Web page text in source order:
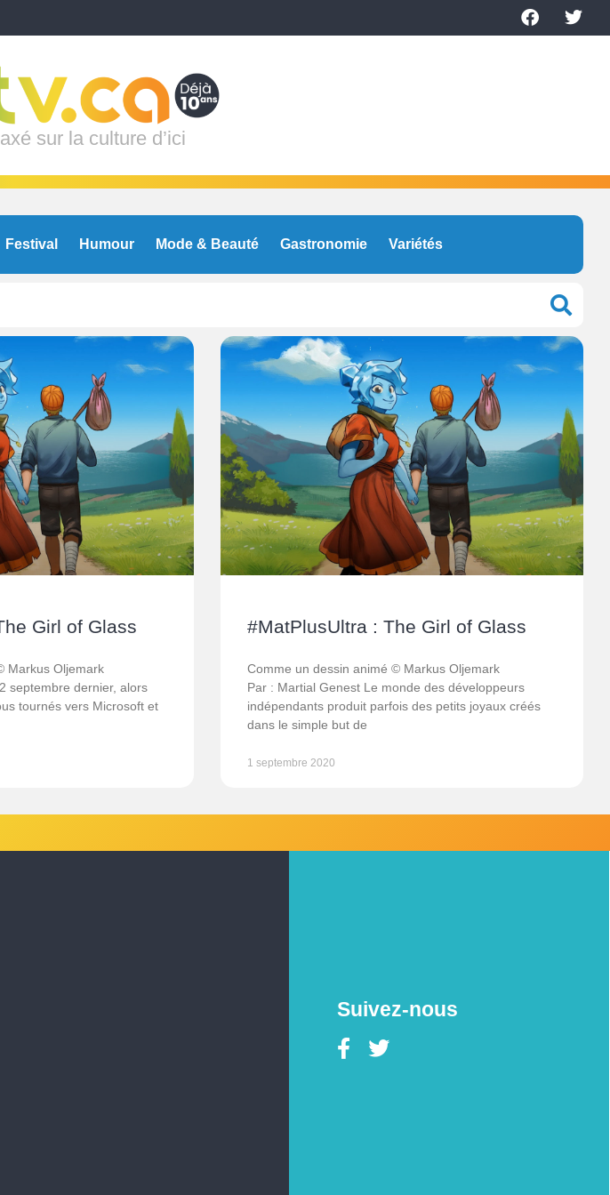
sur la culture d’ici
Festival Humour Mode & Beauté Gastronomie Variétés
Girl of Glass
Markus Oljemark
septembre dernier, alors
tournés vers Microsoft et
#MatPlusUltra : The Girl of Glass
Comme un dessin animé © Markus Oljemark
Par : Martial Genest Le monde des développeurs
indépendants produit parfois des petits joyaux créés
dans le simple but de
1 septembre 2020
Suivez-nous